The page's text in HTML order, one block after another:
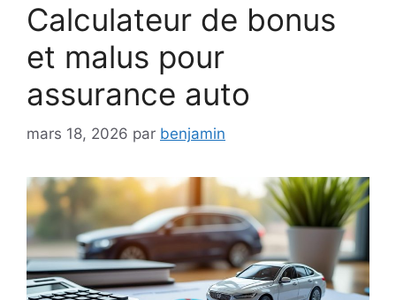
Calculateur de bonus
et malus pour
assurance auto
mars 18, 2026 par benjamin